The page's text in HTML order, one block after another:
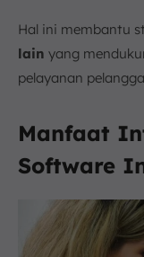
Hal ini membantu
lain yang
pelayanan
Manfaat
Software